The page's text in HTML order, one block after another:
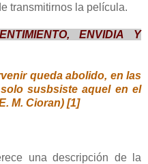
transmitirnos la película.
ENVIDIA Y
queda abolido, en las
susbsiste aquel en el
M. Cioran) [1]
una descripción de la